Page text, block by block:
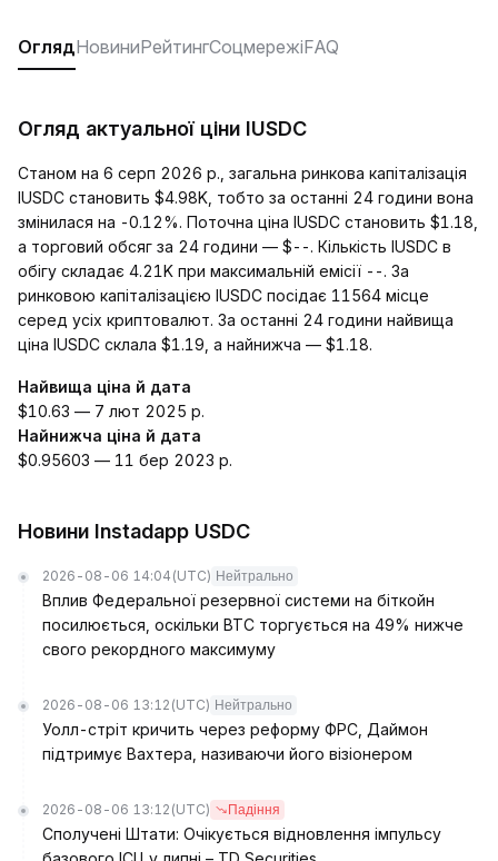
ОглядНовиниРейтингСоцмережіFAQ
Огляд актуальної ціни IUSDC
Станом на 6 серп 2026 р., загальна ринкова капіталізація
IUSDC становить $4.98K, тобто за останні 24 години вона
змінилася на -0.12%. Поточна ціна IUSDC становить $1.18,
а торговий обсяг за 24 години — $--. Кількість IUSDC в
обігу складає 4.21K при максимальній емісії --. За
ринковою капіталізацією IUSDC посідає 11564 місце
серед усіх криптовалют. За останні 24 години найвища
ціна IUSDC склала $1.19, а найнижча — $1.18.
Найвища ціна й дата
$10.63 — 7 лют 2025 р.
Найнижча ціна й дата
$0.95603 — 11 бер 2023 р.
Новини Instadapp USDC
2026-08-06 14:04 (UTC) Нейтрально
Вплив Федеральної резервної системи на біткойн
посилюється, оскільки BTC торгується на 49% нижче
свого рекордного максимуму
2026-08-06 13:12 (UTC) Нейтрально
Уолл-стріт кричить через реформу ФРС, Даймон
підтримує Вахтера, називаючи його візіонером
2026-08-06 13:12 (UTC) Падіння
Сполучені Штати: Очікується відновлення імпульсу